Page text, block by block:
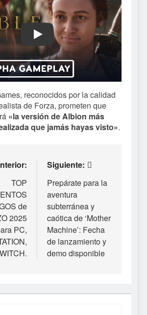
Play
reconocidos por la calidad
de Forza, prometen que
«la versión de Albion más
que jamás hayas visto».
TOP
de
2025
PC,
Siguiente:
Prepárate para la
aventura
subterránea y
caótica de ‘Mother
Machine’: Fecha
de lanzamiento y
demo disponible